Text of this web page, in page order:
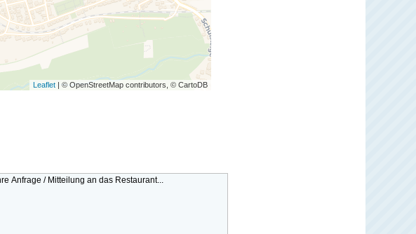
Leaflet | © OpenStreetMap contributors, © CartoDB